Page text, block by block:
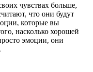
чувствах больше,
что они будут
которые вы
насколько хорошей
эмоции, они